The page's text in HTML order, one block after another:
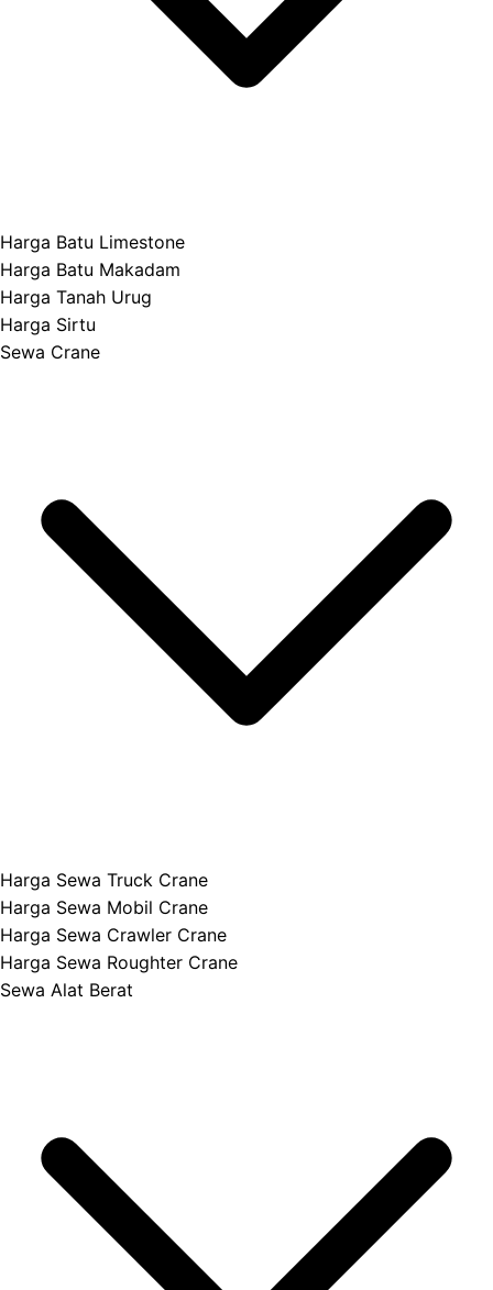
Harga Batu Limestone
Harga Batu Makadam
Harga Tanah Urug
Harga Sirtu
Sewa Crane
Harga Sewa Truck Crane
Harga Sewa Mobil Crane
Harga Sewa Crawler Crane
Harga Sewa Roughter Crane
Sewa Alat Berat